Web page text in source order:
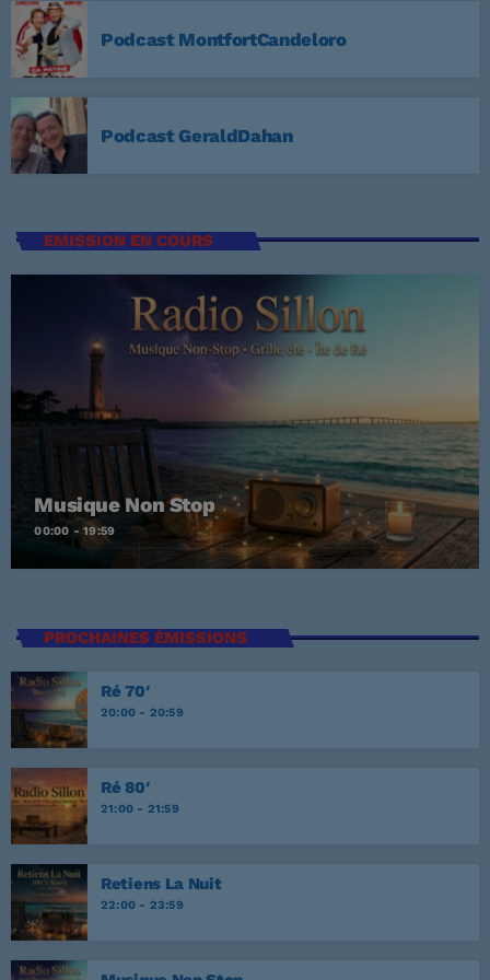
LISTE COMPLÈTE
US Top 1960
2 It's Now or Never
ELVIS PRESLEY
Marina
ROCCO GRANATA
LISTE COMPLÈTE
Podcast MontfortCandeloro
Podcast GeraldDahan
EMISSION EN COURS
Musique Non Stop
00:00 - 19:59
PROCHAINES ÉMISSIONS
Ré 70′
20:00 - 20:59
Ré 80′
21:00 - 21:59
Retiens La Nuit
22:00 - 23:59